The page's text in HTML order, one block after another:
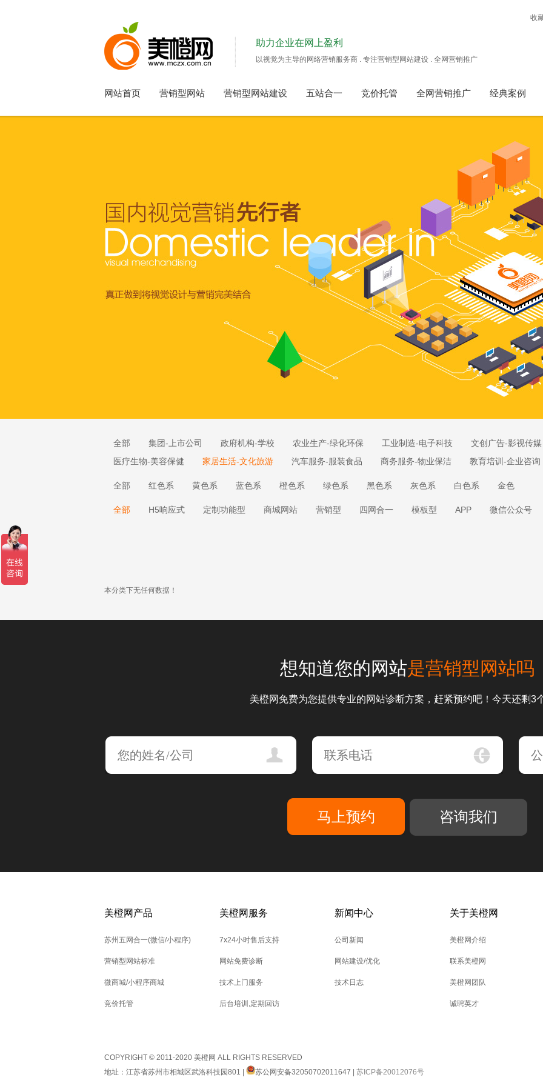
收
助力企业在网上盈利
以视觉为主导的网络营销服务商 . 专注营销型网站建设 . 全网营销推广
网站首页 营销型网站 营销型网站建设 五站合一 竞价托管 全网营销推广 经典案例
全部 集团-上市公司 政府机构-学校 农业生产-绿化环保 工业制造-电子科技
文创广告-影视传媒
医疗生物-美容保健
家居生活-文化旅游 汽车服务-服装食品 商务服务-物业保洁 教育培训-企业咨询
全部 红色系 黄色系 蓝色系 橙色系 绿色系 黑色系 灰色系 白色系 金色
全部 H5响应式 定制功能型 商城网站 营销型 四网合一 模板型 APP 微信公众号
本分类下无任何数据！
想知道您的网站是营销型网站吗
美橙网免费为您提供专业的网站诊断方案，赶紧预约吧！今天还剩3
咨询我们
美橙网产品
苏州五网合一(微信/小程序)
营销型网站标准
微商城/小程序商城
竞价托管
美橙网服务
7x24小时售后支持
网站免费诊断
技术上门服务
后台培训,定期回访
新闻中心
公司新闻
网站建设/优化
技术日志
关于美橙网
美橙网介绍
联系美橙网
美橙网团队
诚聘英才
COPYRIGHT © 2011-2020 美橙网 ALL RIGHTS RESERVED
地址：江苏省苏州市相城区武洛科技园801 |
苏公网安备32050702011647 | 苏ICP备20012076号